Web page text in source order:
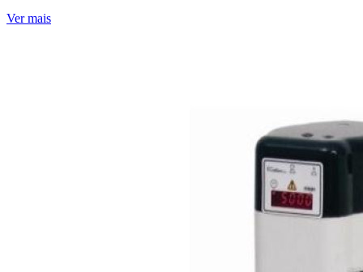
Ver mais